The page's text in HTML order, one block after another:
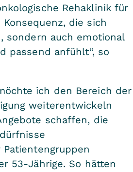
Rehaklinik für
die sich
sondern auch emotional
passend anfühlt“, so
ich den Bereich der
weiterentwickeln
schaffen, die
53-Jährige. So hätten